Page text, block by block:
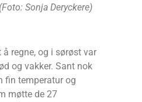
Sonja Deryckere)
regne, og i sørøst var
og vakker. Sant nok
fin temperatur og
møtte de 27